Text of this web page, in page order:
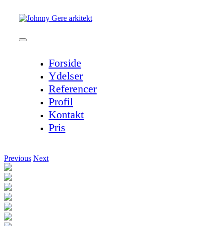
Toggle
Forside
Ydelser
Referencer
Profil
Kontakt
Pris
Previous Next